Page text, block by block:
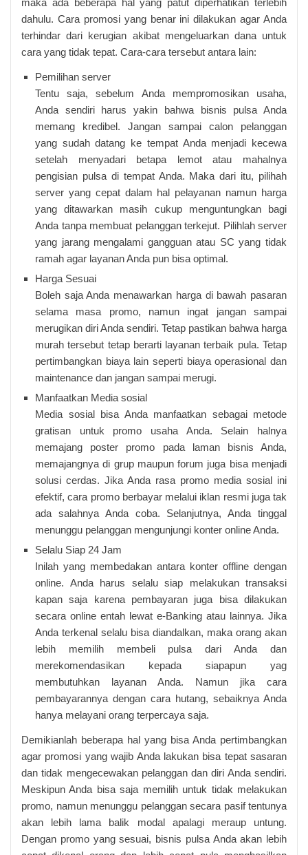
dahulu. Cara promosi yang benar ini dilakukan agar Anda
terhindar dari kerugian akibat mengeluarkan dana untuk
cara yang tidak tepat. Cara-cara tersebut antara lain:
Pemilihan server
Tentu saja, sebelum Anda mempromosikan usaha,
Anda sendiri harus yakin bahwa bisnis pulsa Anda
memang kredibel. Jangan sampai calon pelanggan
yang sudah datang ke tempat Anda menjadi kecewa
setelah menyadari betapa lemot atau mahalnya
pengisian pulsa di tempat Anda. Maka dari itu, pilihah
server yang cepat dalam hal pelayanan namun harga
yang ditawarkan masih cukup menguntungkan bagi
Anda tanpa membuat pelanggan terkejut. Pilihlah server
yang jarang mengalami gangguan atau SC yang tidak
ramah agar layanan Anda pun bisa optimal.
Harga Sesuai
Boleh saja Anda menawarkan harga di bawah pasaran
selama masa promo, namun ingat jangan sampai
merugikan diri Anda sendiri. Tetap pastikan bahwa harga
murah tersebut tetap berarti layanan terbaik pula. Tetap
pertimbangkan biaya lain seperti biaya operasional dan
maintenance dan jangan sampai merugi.
Manfaatkan Media sosial
Media sosial bisa Anda manfaatkan sebagai metode
gratisan untuk promo usaha Anda. Selain halnya
memajang poster promo pada laman bisnis Anda,
memajangnya di grup maupun forum juga bisa menjadi
solusi cerdas. Jika Anda rasa promo media sosial ini
efektif, cara promo berbayar melalui iklan resmi juga tak
ada salahnya Anda coba. Selanjutnya, Anda tinggal
menunggu pelanggan mengunjungi konter online Anda.
Selalu Siap 24 Jam
Inilah yang membedakan antara konter offline dengan
online. Anda harus selalu siap melakukan transaksi
kapan saja karena pembayaran juga bisa dilakukan
secara online entah lewat e-Banking atau lainnya. Jika
Anda terkenal selalu bisa diandalkan, maka orang akan
lebih memilih membeli pulsa dari Anda dan
merekomendasikan kepada siapapun yag
membutuhkan layanan Anda. Namun jika cara
pembayarannya dengan cara hutang, sebaiknya Anda
hanya melayani orang terpercaya saja.
Demikianlah beberapa hal yang bisa Anda pertimbangkan
agar promosi yang wajib Anda lakukan bisa tepat sasaran
dan tidak mengecewakan pelanggan dan diri Anda sendiri.
Meskipun Anda bisa saja memilih untuk tidak melakukan
promo, namun menunggu pelanggan secara pasif tentunya
akan lebih lama balik modal apalagi meraup untung.
Dengan promo yang sesuai, bisnis pulsa Anda akan lebih